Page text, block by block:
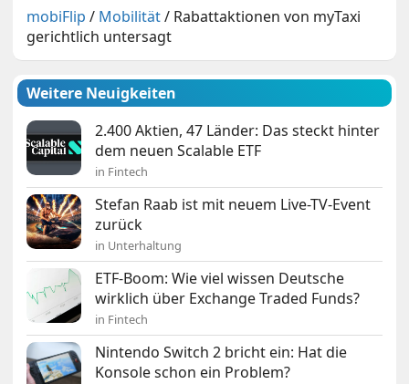
mobiFlip / Mobilität/ Rabattaktionen von myTaxi
gerichtlich untersagt
Weitere Neuigkeiten
2.400 Aktien, 47 Länder: Das steckt hinter
dem neuen Scalable ETF
in Fintech
Stefan Raab ist mit neuem Live-TV-Event
zurück
in Unterhaltung
ETF-Boom: Wie viel wissen Deutsche
wirklich über Exchange Traded Funds?
in Fintech
Nintendo Switch 2 bricht ein: Hat die
Konsole schon ein Problem?